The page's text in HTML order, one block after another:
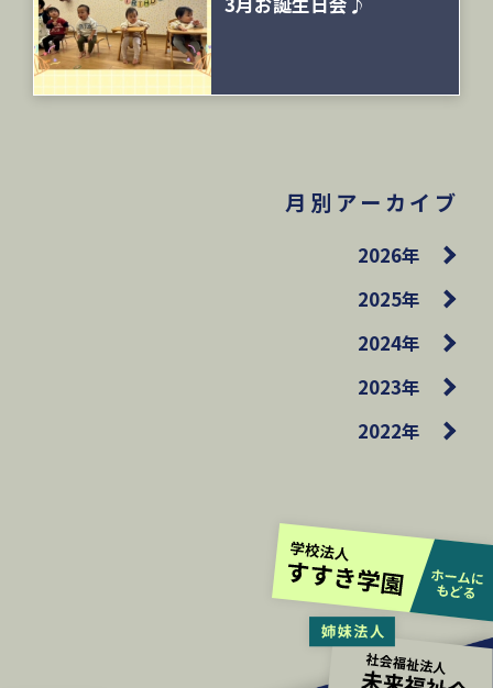
月別アーカイブ
2026年
2025年
2024年
2023年
2022年